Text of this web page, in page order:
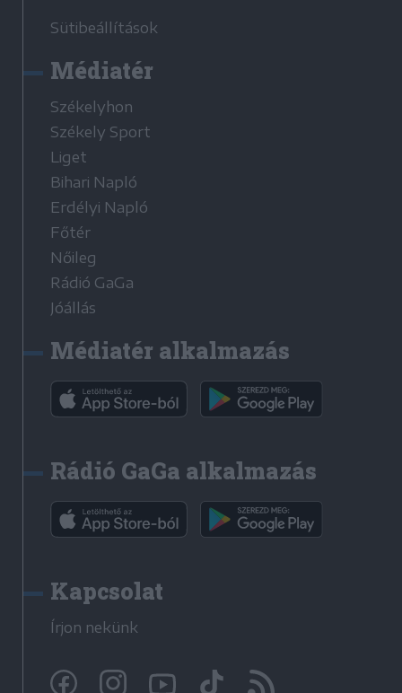
Sütibeállítások
Médiatér
Székelyhon
Székely Sport
Liget
Bihari Napló
Erdélyi Napló
Főtér
Nőileg
Rádió GaGa
Jóállás
Médiatér alkalmazás
Rádió GaGa alkalmazás
Kapcsolat
Írjon nekünk